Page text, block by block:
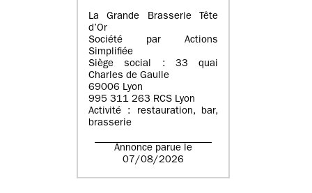
La Grande Brasserie Tête
d’Or
Société par Actions
Simplifiée
Siège social : 33 quai
Charles de Gaulle
69006 Lyon
995 311 263 RCS Lyon
Activité : restauration, bar,
brasserie
Annonce parue le
07/08/2026